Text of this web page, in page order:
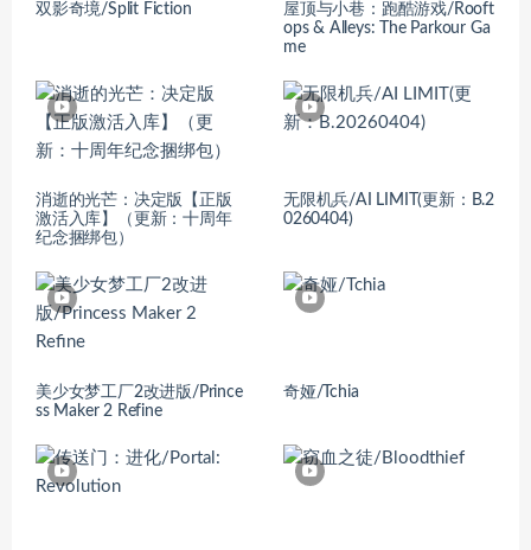
双影奇境/Split Fiction
屋顶与小巷：跑酷游戏/Rooft
ops & Alleys: The Parkour Ga
me
消逝的光芒：决定版【正版
激活入库】（更新：十周年
纪念捆绑包）
无限机兵/AI LIMIT(更新：B.2
0260404)
美少女梦工厂2改进版/Prince
ss Maker 2 Refine
奇娅/Tchia